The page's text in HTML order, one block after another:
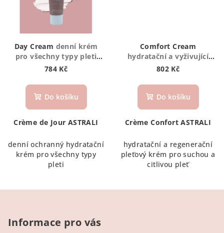
Day Cream denní krém
pro všechny typy pleti
chránící před znečištěním,
i oxidačním stresem
784 Kč
Do košíku
Crème de Jour ASTRALI
denní ochranný hydratační
krém pro všechny typy
pleti
Comfort Cream
hydratační a vyživující
krém s regeneračním
pro pokožku namáhanou
vnějšími vl
802 Kč
Do košíku
Crème Confort ASTRALI
hydratační a regenerační
pleťový krém pro suchou a
citlivou pleť
Informace pro vás